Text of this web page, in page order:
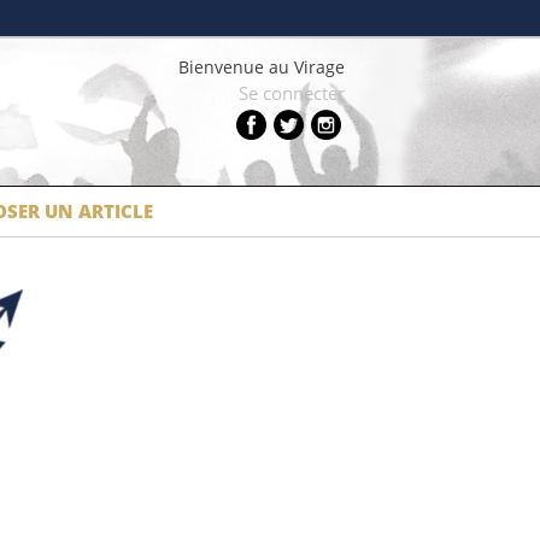
Bienvenue au Virage
Se connecter
UN ARTICLE